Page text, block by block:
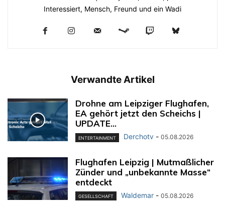
Interessiert, Mensch, Freund und ein Wadi
Verwandte Artikel
Drohne am Leipziger Flughafen,
EA gehört jetzt den Scheichs |
UPDATE...
ENTERTAINMENT Derchotv - 05.08.2026
Flughafen Leipzig | Mutmaßlicher
Zünder und „unbekannte Masse“
entdeckt
GESELLSCHAFT Waldemar - 05.08.2026